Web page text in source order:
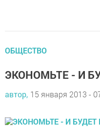
ОБЩЕСТВО
ЭКОНОМЬТЕ - И
автор, 15 января 2013 -